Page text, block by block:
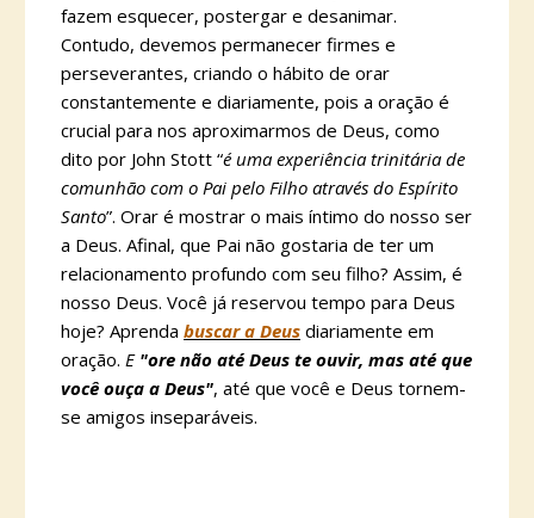
fazem esquecer, postergar e desanimar.
Contudo, devemos permanecer firmes e
perseverantes, criando o hábito de orar
constantemente e diariamente, pois a oração é
crucial para nos aproximarmos de Deus, como
dito por John Stott “é uma experiência trinitária de
comunhão com o Pai pelo Filho através do Espírito
Santo”. Orar é mostrar o mais íntimo do nosso ser
a Deus. Afinal, que Pai não gostaria de ter um
relacionamento profundo com seu filho? Assim, é
nosso Deus. Você já reservou tempo para Deus
hoje? Aprenda buscar a Deus diariamente em
oração. E"ore não até Deus te ouvir, mas até que
você ouça a Deus", até que você e Deus tornem-
se amigos inseparáveis.